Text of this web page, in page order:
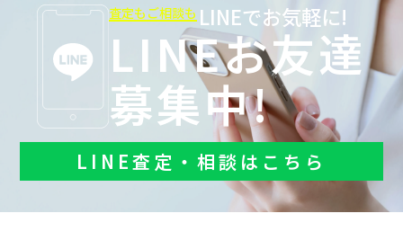
査定もご相談も LINEでお気軽に!
LINEお友達
募集中!
LINE査定・相談はこちら